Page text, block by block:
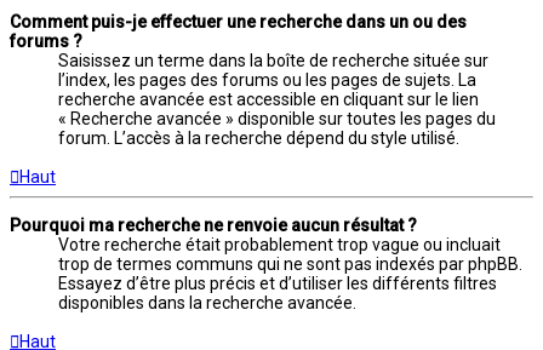
Comment puis-je effectuer une recherche dans un ou des
forums ?
Saisissez un terme dans la boîte de recherche située sur
l’index, les pages des forums ou les pages de sujets. La
recherche avancée est accessible en cliquant sur le lien
« Recherche avancée » disponible sur toutes les pages du
forum. L’accès à la recherche dépend du style utilisé.
Haut
Pourquoi ma recherche ne renvoie aucun résultat ?
Votre recherche était probablement trop vague ou incluait
trop de termes communs qui ne sont pas indexés par phpBB.
Essayez d’être plus précis et d’utiliser les différents filtres
disponibles dans la recherche avancée.
Haut